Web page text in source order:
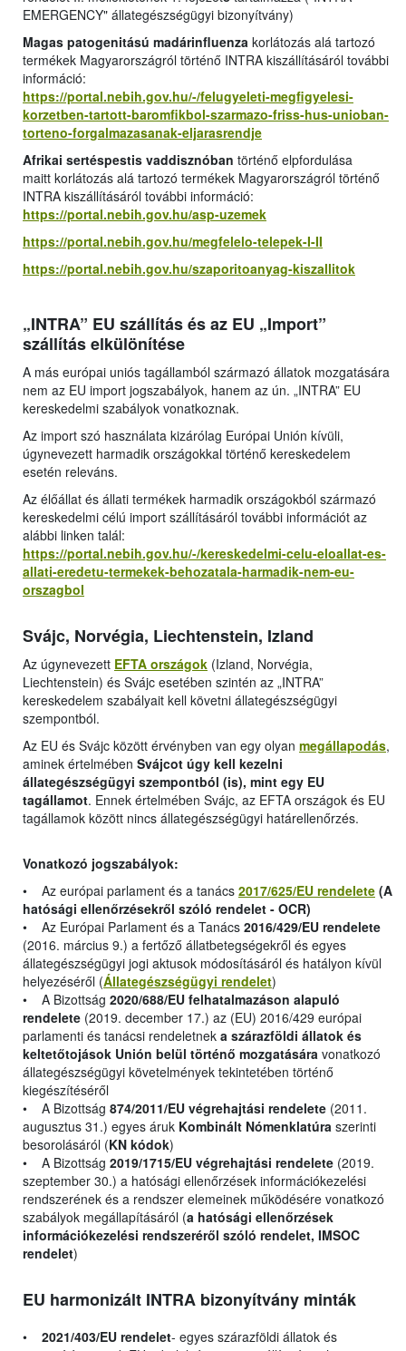
EMERGENCY" állategészségügyi bizonyítvány)
Magas patogenitású madárinfluenza korlátozás alá tartozó
termékek Magyarországról történő INTRA kiszállításáról további
információ:
https://portal.nebih.gov.hu/-/felugyeleti-megfigyelesi-
korzetben-tartott-baromfikbol-szarmazo-friss-hus-unioban-
torteno-forgalmazasanak-eljarasrendje
Afrikai sertéspestis vaddisznóban történő elpfordulása
maitt korlátozás alá tartozó termékek Magyarországról történő
INTRA kiszállításáról további információ:
https://portal.nebih.gov.hu/asp-uzemek
https://portal.nebih.gov.hu/megfelelo-telepek-I-II
https://portal.nebih.gov.hu/szaporitoanyag-kiszallitok
„INTRA” EU szállítás és az EU „Import”
szállítás elkülönítése
A más európai uniós tagállamból származó állatok mozgatására
nem az EU import jogszabályok, hanem az ún. „INTRA” EU
kereskedelmi szabályok vonatkoznak.
Az import szó használata kizárólag Európai Unión kívüli,
úgynevezett harmadik országokkal történő kereskedelem
esetén releváns.
Az élőállat és állati termékek harmadik országokból származó
kereskedelmi célú import szállításáról további információt az
alábbi linken talál:
https://portal.nebih.gov.hu/-/kereskedelmi-celu-eloallat-es-
allati-eredetu-termekek-behozatala-harmadik-nem-eu-
orszagbol
Svájc, Norvégia, Liechtenstein, Izland
Az úgynevezett EFTA országok (Izland, Norvégia,
Liechtenstein) és Svájc esetében szintén az „INTRA”
kereskedelem szabályait kell követni állategészségügyi
szempontból.
Az EU és Svájc között érvényben van egy olyan megállapodás,
aminek értelmében Svájcot úgy kell kezelni
állategészségügyi szempontból (is), mint egy EU
tagállamot. Ennek értelmében Svájc, az EFTA országok és EU
tagállamok között nincs állategészségügyi határellenőrzés.
Vonatkozó jogszabályok:
• Az európai parlament és a tanács 2017/625/EU rendelete (A
hatósági ellenőrzésekről szóló rendelet - OCR)
• Az Európai Parlament és a Tanács 2016/429/EU rendelete
(2016. március 9.) a fertőző állatbetegségekről és egyes
állategészségügyi jogi aktusok módosításáról és hatályon kívül
helyezéséről (Állategészségügyi rendelet)
• A Bizottság 2020/688/EU felhatalmazáson alapuló
rendelete (2019. december 17.) az (EU) 2016/429 európai
parlamenti és tanácsi rendeletnek a szárazföldi állatok és
keltetőtojások Unión belül történő mozgatására vonatkozó
állategészségügyi követelmények tekintetében történő
kiegészítéséről
• A Bizottság 874/2011/EU végrehajtási rendelete (2011.
augusztus 31.) egyes áruk Kombinált Nómenklatúra szerinti
besorolásáról (KN kódok)
• A Bizottság 2019/1715/EU végrehajtási rendelete (2019.
szeptember 30.) a hatósági ellenőrzések információkezelési
rendszerének és a rendszer elemeinek működésére vonatkozó
szabályok megállapításáról (a hatósági ellenőrzések
információkezelési rendszeréről szóló rendelet, IMSOC
rendelet)
EU harmonizált INTRA bizonyítvány minták
• 2021/403/EU rendelet- egyes szárazföldi állatok és